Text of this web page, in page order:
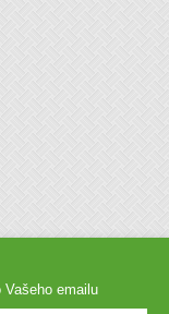
emailu